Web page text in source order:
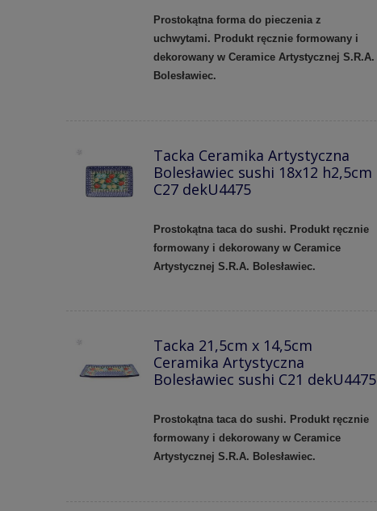
Prostokątna forma do pieczenia z
uchwytami. Produkt ręcznie formowany i
dekorowany w Ceramice Artystycznej S.R.A.
Bolesławiec.
Tacka Ceramika Artystyczna
Bolesławiec sushi 18x12 h2,5cm
C27 dekU4475
Prostokątna taca do sushi. Produkt ręcznie
formowany i dekorowany w Ceramice
Artystycznej S.R.A. Bolesławiec.
Tacka 21,5cm x 14,5cm
Ceramika Artystyczna
Bolesławiec sushi C21 dekU4475
Prostokątna taca do sushi. Produkt ręcznie
formowany i dekorowany w Ceramice
Artystycznej S.R.A. Bolesławiec.